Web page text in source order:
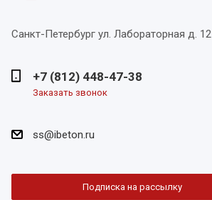
Санкт-Петербург ул. Лабораторная д. 12
+7 (812) 448-47-38
Заказать звонок
ss@ibeton.ru
Подписка на рассылку